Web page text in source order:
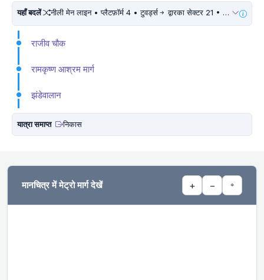
यहाँ बदलें नीली मेन लाइन • प्लैटफ़ॉर्म 4 • टुवर्ड्स द्वारका सेक्टर 21 • 5 मिनट चलें
राजीव चौक
रामकृष्ण आश्रम मार्ग
झंडेवालान
यात्रा समाप्त निकास
मानचित्र में मेट्रो मार्ग देखें + − ⌖